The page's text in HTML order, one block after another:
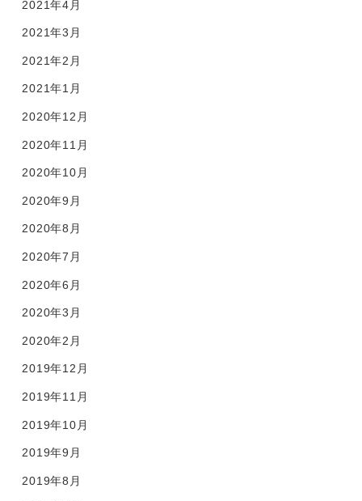
2021年4月
2021年3月
2021年2月
2021年1月
2020年12月
2020年11月
2020年10月
2020年9月
2020年8月
2020年7月
2020年6月
2020年3月
2020年2月
2019年12月
2019年11月
2019年10月
2019年9月
2019年8月